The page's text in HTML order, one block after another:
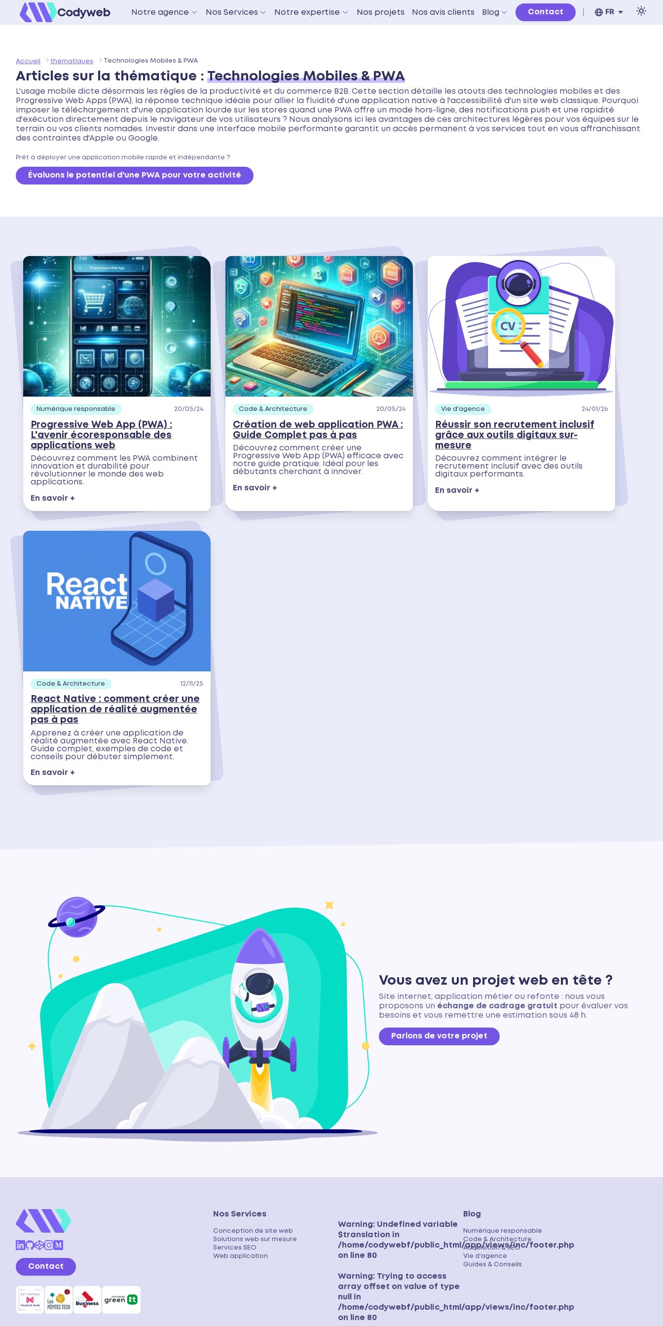
Codyweb Notre agence Nos Services Notre expertise Nos projets Nos avis clients Blog Contact FR
Light
Accueil thématiques Technologies Mobiles & PWA
Articles sur la thématique : Technologies Mobiles & PWA
L'usage mobile dicte désormais les règles de la productivité et du commerce B2B. Cette section détaille les atouts des technologies mobiles et des
Progressive Web Apps (PWA), la réponse technique idéale pour allier la fluidité d'une application native à l'accessibilité d'un site web classique. Pourquoi
imposer le téléchargement d'une application lourde sur les stores quand une PWA offre un mode hors-ligne, des notifications push et une rapidité
d'exécution directement depuis le navigateur de vos utilisateurs ? Nous analysons ici les avantages de ces architectures légères pour vos équipes sur le
terrain ou vos clients nomades. Investir dans une interface mobile performante garantit un accès permanent à vos services tout en vous affranchissant
des contraintes d'Apple ou Google.
Prêt à déployer une application mobile rapide et indépendante ?
Évaluons le potentiel d'une PWA pour votre activité
Numérique responsable 20/05/24
Progressive Web App (PWA) :
L'avenir écoresponsable des
applications web
Découvrez comment les PWA combinent
innovation et durabilité pour
révolutionner le monde des web
applications.
En savoir +
Code & Architecture 20/05/24
Création de web application PWA :
Guide Complet pas à pas
Découvrez comment créer une
Progressive Web App (PWA) efficace avec
notre guide pratique. Idéal pour les
débutants cherchant à innover.
En savoir +
Vie d'agence 24/01/26
Réussir son recrutement inclusif
grâce aux outils digitaux sur-
mesure
Découvrez comment intégrer le
recrutement inclusif avec des outils
digitaux performants.
En savoir +
Code & Architecture 12/11/25
React Native : comment créer une
application de réalité augmentée
pas à pas
Apprenez à créer une application de
réalité augmentée avec React Native.
Guide complet, exemples de code et
conseils pour débuter simplement.
En savoir +
Vous avez un projet web en tête ?
Site internet, application métier ou refonte : nous vous
proposons un échange de cadrage gratuit pour évaluer vos
besoins et vous remettre une estimation sous 48 h.
Parlons de votre projet
Contact
Nos Services
Conception de site web
Solutions web sur mesure
Services SEO
Web application
Warning: Undefined variable
$translation in
/home/codywebf/public_html/app/views/inc/footer.php
on line 80
Warning: Trying to access
array offset on value of type
null in
/home/codywebf/public_html/app/views/inc/footer.php
on line 80
Blog
Numérique responsable
Code & Architecture
Acquisition & SEO
Vie d'agence
Guides & Conseils